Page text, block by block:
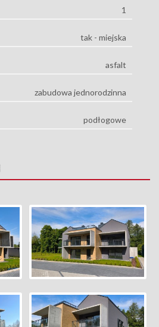
1
tak - miejska
asfalt
zabudowa jednorodzinna
podłogowe